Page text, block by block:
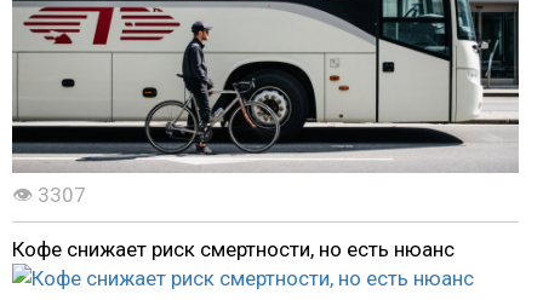
👁 3307
Кофе снижает риск смертности, но есть нюанс